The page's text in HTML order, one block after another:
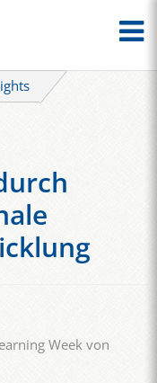
Week von